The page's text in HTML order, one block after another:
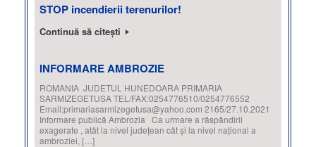
STOP incendierii terenurilor!
Continuă să citești
INFORMARE AMBROZIE
ROMANIA JUDETUL HUNEDOARA PRIMARIA
SARMIZEGETUSA TEL/FAX:0254776510/0254776552
Email:primariasarmizegetusa@yahoo.com 2165/27.10.2021
Informare publică Ambrozia Ca urmare a răspândirii
exagerate , atât la nivel județean cât și la nivel național a
ambroziei, […]